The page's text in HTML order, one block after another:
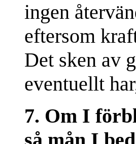
ingen
eftersom
Det sken av
eventuellt
7. Om I